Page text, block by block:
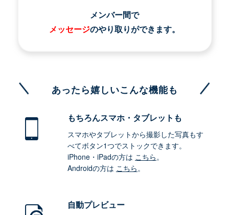
メンバー間で
メッセージのやり取りができます。
あったら嬉しいこんな機能も
もちろんスマホ・タブレットも
スマホやタブレットから撮影した写真もす
べてボタン1つでストックできます。
iPhone・iPadの方は こちら 。
Androidの方は こちら 。
自動プレビュー